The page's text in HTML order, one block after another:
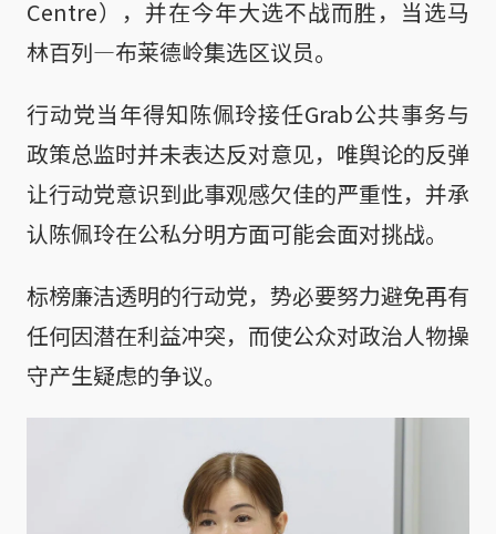
Centre），并在今年大选不战而胜，当选马
林百列—布莱德岭集选区议员。
行动党当年得知陈佩玲接任Grab公共事务与
政策总监时并未表达反对意见，唯舆论的反弹
让行动党意识到此事观感欠佳的严重性，并承
认陈佩玲在公私分明方面可能会面对挑战。
标榜廉洁透明的行动党，势必要努力避免再有
任何因潜在利益冲突，而使公众对政治人物操
守产生疑虑的争议。